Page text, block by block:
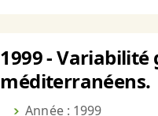
1999 - Variabilité
méditerranéens.
Année : 1999